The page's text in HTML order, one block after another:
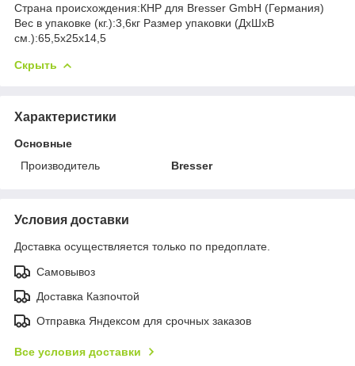
Страна происхождения:КНР для Bresser GmbH (Германия)
Вес в упаковке (кг.):3,6кг Размер упаковки (ДхШхВ
см.):65,5x25x14,5
Скрыть
Характеристики
Основные
Производитель
Bresser
Условия доставки
Доставка осуществляется только по предоплате.
Самовывоз
Доставка Казпочтой
Отправка Яндексом для срочных заказов
Все условия доставки